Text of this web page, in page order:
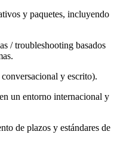
y paquetes, incluyendo
/ troubleshooting basados
y escrito).
un entorno internacional y
de plazos y estándares de